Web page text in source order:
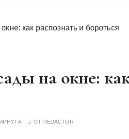
как распознать и бороться
на окне:
ОТ REDACTOR